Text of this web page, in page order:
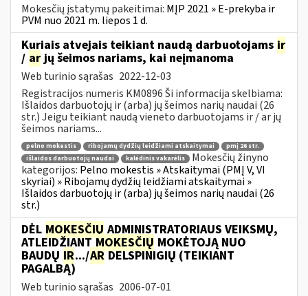
Mokesčių įstatymų pakeitimai: MĮP 2021 » E-prekyba ir
PVM nuo 2021 m. liepos 1 d.
Kuriais atvejais teikiant naudą darbuotojams ir
/ arjų šeimos nariams, kai neįmanoma
Web turinio sąrašas 2022-12-03
Registracijos numeris KM0896 Ši informacija skelbiama:
Išlaidos darbuotojų ir (arba) jų šeimos narių naudai (26
str.) Jeigu teikiant naudą vieneto darbuotojams ir / ar jų
šeimos nariams...
pelno mokestis ribojamų dydžių leidžiami atskaitymai
pmį 26 str.
išlaidos darbuotojų naudai
kalėdinis vakarėlis
Mokesčių žinyno
kategorijos: Pelno mokestis » Atskaitymai (PMĮ V, VI
skyriai) » Ribojamų dydžių leidžiami atskaitymai »
Išlaidos darbuotojų ir (arba) jų šeimos narių naudai (26
str.)
DĖL MOKESČIŲ ADMINISTRATORIAUS VEIKSMŲ,
ATLEIDŽIANTMOKESČIŲ MOKĖTOJĄ NUO
BAUDŲ IR.../ARDELSPINIGIŲ (TEIKIANT
PAGALBĄ)
Web turinio sąrašas 2006-07-01